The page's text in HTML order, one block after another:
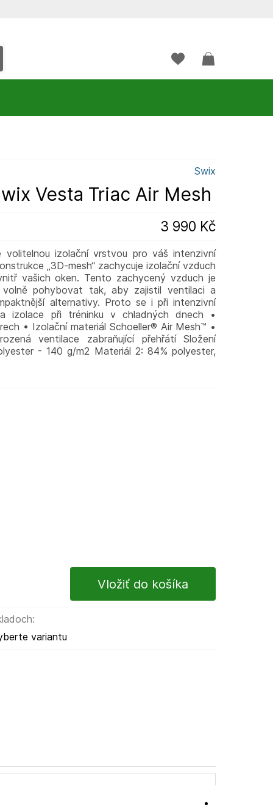
Swix
Vesta Triac Air Mesh
3 990 Kč
izolační vrstvou pro váš intenzivní
„3D-mesh“ zachycuje izolační vzduch
vašich oken. Tento zachycený vzduch je
volně pohybovat tak, aby zajistil ventilaci a
alternativy. Proto se i při intenzivní
izolace při tréninku v chladných dnech •
• Izolační materiál Schoeller® Air Mesh™ •
ventilace zabraňující přehřátí Složení
- 140 g/m2 Materiál 2: 84% polyester,
variantu